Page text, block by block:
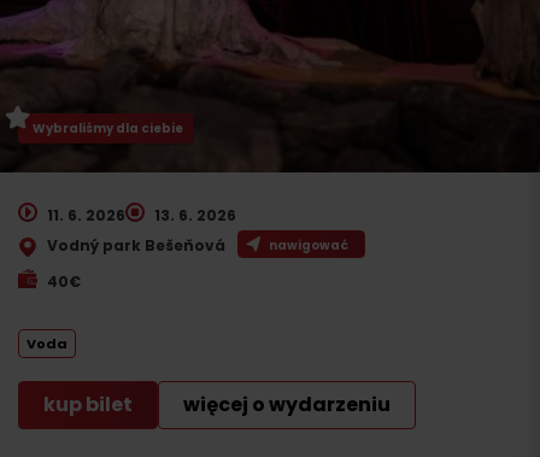
Wybraliśmy dla ciebie
11. 6. 2026
13. 6. 2026
Vodný park Bešeňová
nawigować
40€
Voda
kup bilet więcej o wydarzeniu